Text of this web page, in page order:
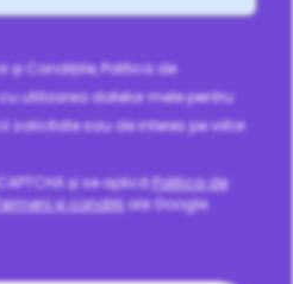
și se aplicăPolitica de
și condițiiale Google.
și Condițiile, Politica de
utilizarea datelor mele pentru
solicitate sau de interes pe viitor.